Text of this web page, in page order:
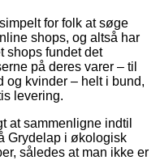
for folk at søge
shops, og altså har
shops fundet det
på deres varer – til
og kvinder – helt i bund,
levering.
at sammenligne indtil
Grydelap i økologisk
således at man ikke er